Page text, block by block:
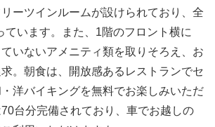
ーツインルームが設けられており、全
ています。また、1階のフロント横に
いないアメニティ類を取りそろえ、お
。朝食は、開放感あるレストランでセ
洋バイキングを無料でお楽しみいただ
台分完備されており、車でお越しの